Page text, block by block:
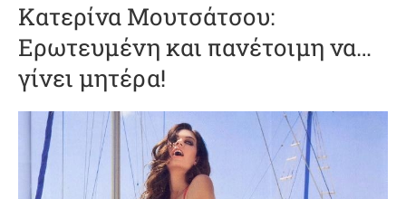
Κατερίνα Μουτσάτσου:
Ερωτευμένη και πανέτοιμη να…
γίνει μητέρα!